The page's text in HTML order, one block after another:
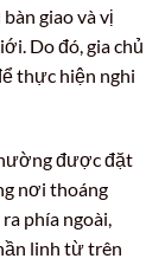
giao và vị
Do đó, gia chủ
thực hiện nghi
được đặt
nơi thoáng
phía ngoài,
linh từ trên